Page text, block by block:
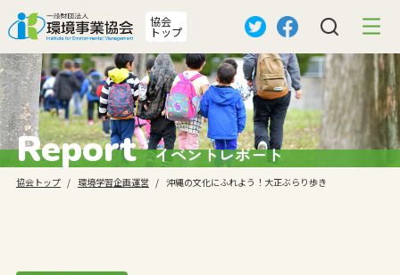
協会
トップ
Report イベントレポート
協会トップ 環境学習企画運営 沖縄の文化にふれよう！大正ぶらり歩き